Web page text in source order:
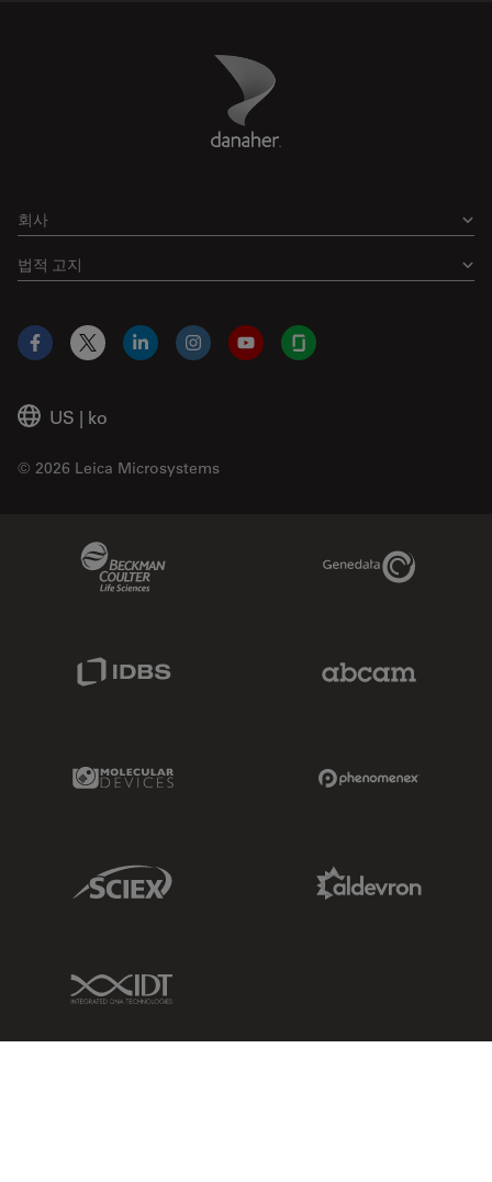
Danaher Logo
회사
법적 고지
US | ko
© 2026 Leica Microsystems
Facebook
X LinkedInInstagramYouTubeGlassdoor
Genedata Link
Molecular Devices Link
Sciex Link
IDT Link